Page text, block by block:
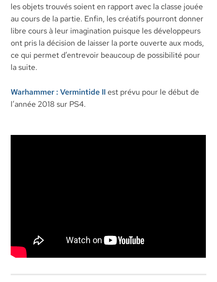
les objets trouvés soient en rapport avec la classe jouée
au cours de la partie. Enfin, les créatifs pourront donner
libre cours à leur imagination puisque les développeurs
ont pris la décision de laisser la porte ouverte aux mods,
ce qui permet d’entrevoir beaucoup de possibilité pour
la suite.
Warhammer : Vermintide II est prévu pour le début de
l’année 2018 sur PS4.